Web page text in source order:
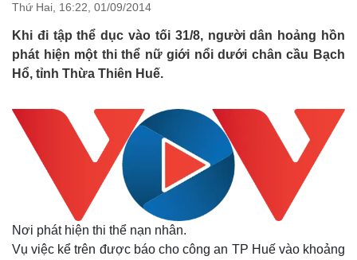
Nhận diện sự thật
Việc làm
Biển đảo
Thứ Hai, 16:22, 01/09/2014
Khi đi tập thể dục vào tối 31/8, người dân hoảng hồn
phát hiện một thi thể nữ giới nổi dưới chân cầu Bạch
Hổ, tỉnh Thừa Thiên Huế.
Nơi phát hiện thi thể nạn nhân.
Vụ việc kể trên được báo cho công an TP Huế vào khoảng